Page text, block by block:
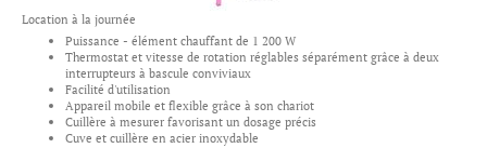
Location à la journée
Puissance - élément chauffant de 1 200 W
Thermostat et vitesse de rotation réglables séparément grâce à deux
interrupteurs à bascule conviviaux
Facilité d'utilisation
Appareil mobile et flexible grâce à son chariot
Cuillère à mesurer favorisant un dosage précis
Cuve et cuillère en acier inoxydable